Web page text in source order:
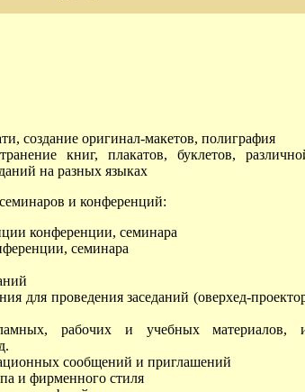
создание оригинал-макетов, полиграфия
книг, плакатов, буклетов,
на разных языках
и конференций:
конференции, семинара
семинара
для проведения заседаний (оверхед-
рабочих и учебных материалов,
сообщений и приглашений
и фирменного стиля